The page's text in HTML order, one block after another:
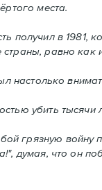
места.
получил в 1981,
равно как
настолько
убить тысячи
грязную войну
думая, что он